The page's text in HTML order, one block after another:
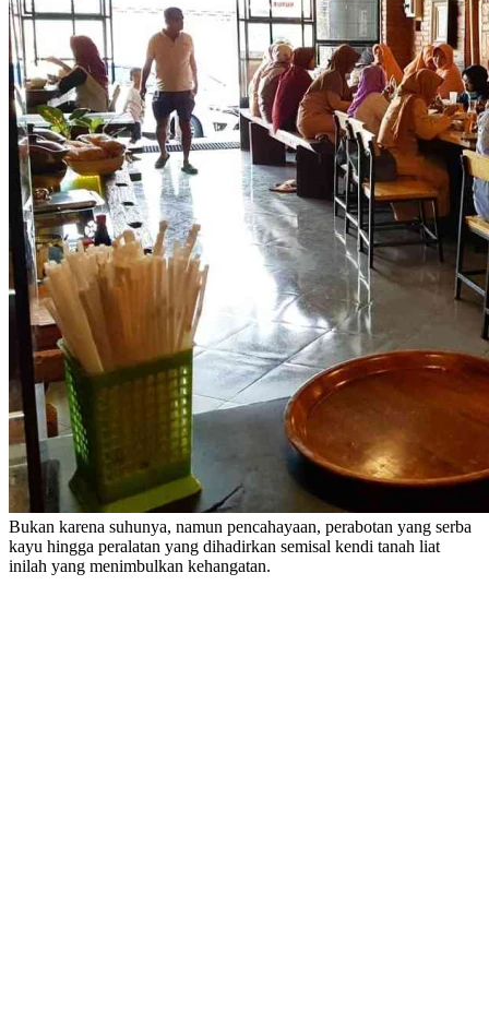
Bukan karena suhunya, namun pencahayaan, perabotan yang serba
kayu hingga peralatan yang dihadirkan semisal kendi tanah liat
inilah yang menimbulkan kehangatan.